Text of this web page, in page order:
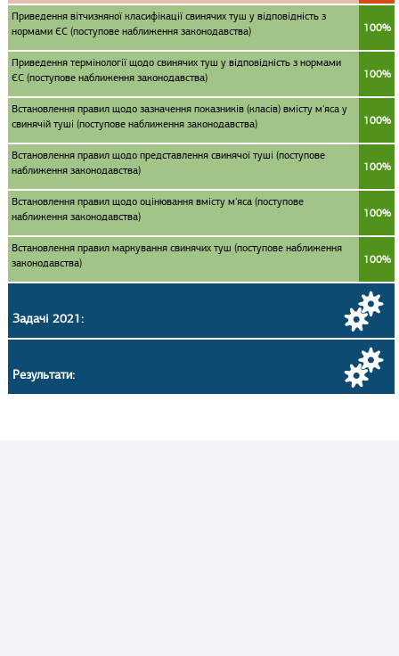
Приведення вітчизняної класифікації свинячих туш у відповідність з
нормами ЄС (поступове наближення законодавства)
100%
Приведення термінології щодо свинячих туш у відповідність з нормами
ЄС (поступове наближення законодавства)
100%
Встановлення правил щодо зазначення показників (класів) вмісту м'яса у
свинячій туші (поступове наближення законодавства)
100%
Встановлення правил щодо представлення свинячої туші (поступове
наближення законодавства)
100%
Встановлення правил щодо оцінювання вмісту м'яса (поступове
наближення законодавства)
100%
Встановлення правил маркування свинячих туш (поступове наближення
законодавства)
100%
Задачі 2021:
Результати: